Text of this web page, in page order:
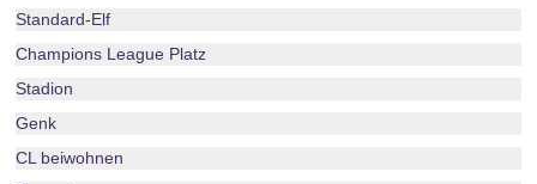
Standard-Elf
Champions League Platz
Stadion
Genk
CL beiwohnen